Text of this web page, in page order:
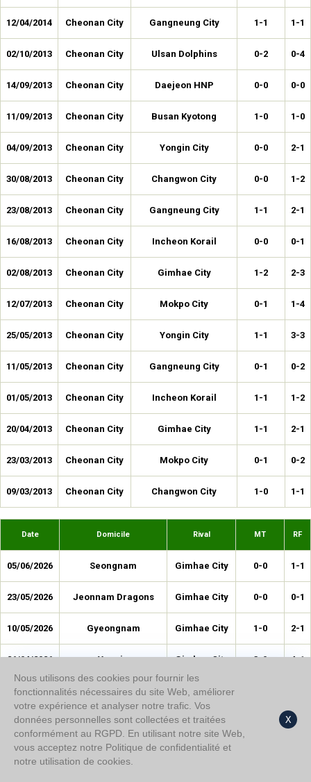
12/04/2014 Cheonan City Gangneung City 1-1 1-1
02/10/2013 Cheonan City Ulsan Dolphins 0-2 0-4
14/09/2013 Cheonan City Daejeon HNP 0-0 0-0
11/09/2013 Cheonan City Busan Kyotong 1-0 1-0
04/09/2013 Cheonan City Yongin City 0-0 2-1
30/08/2013 Cheonan City Changwon City 0-0 1-2
23/08/2013 Cheonan City Gangneung City 1-1 2-1
16/08/2013 Cheonan City Incheon Korail 0-0 0-1
02/08/2013 Cheonan City Gimhae City 1-2 2-3
12/07/2013 Cheonan City Mokpo City 0-1 1-4
25/05/2013 Cheonan City Yongin City 1-1 3-3
11/05/2013 Cheonan City Gangneung City 0-1 0-2
01/05/2013 Cheonan City Incheon Korail 1-1 1-2
20/04/2013 Cheonan City Gimhae City 1-1 2-1
23/03/2013 Cheonan City Mokpo City 0-1 0-2
09/03/2013 Cheonan City Changwon City 1-0 1-1
Date Domicile Rival MT RF
05/06/2026 Seongnam Gimhae City 0-0 1-1
23/05/2026 Jeonnam Dragons Gimhae City 0-0 0-1
10/05/2026 Gyeongnam Gimhae City 1-0 2-1
26/04/2026 Yongin Gimhae City 3-0 4-1
18/04/2026 Cheongju Jikji Gimhae City
12/04/2026 Chungnam Asan Gimhae City 1-1
05/04/2026 Paju Citizen Gimhae City
Nous utilisons des cookies pour fournir les
fonctionnalités nécessaires du site Web, améliorer
votre expérience et analyser notre trafic. Vos
données personnelles sont collectées et traitées
conformément au RGPD. En utilisant notre site Web,
vous acceptez notre Politique de confidentialité et
notre utilisation de cookies.
X